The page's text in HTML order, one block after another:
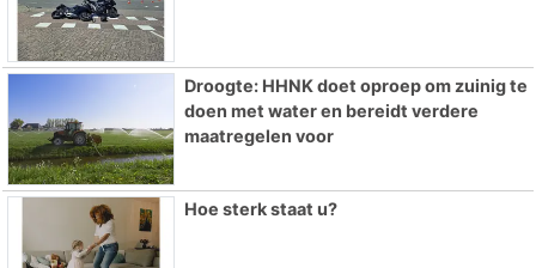
Droogte: HHNK doet oproep om zuinig te
doen met water en bereidt verdere
maatregelen voor
Hoe sterk staat u?